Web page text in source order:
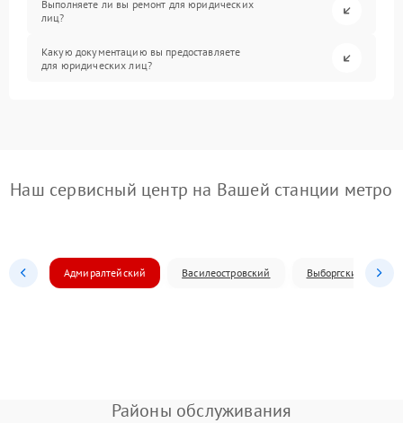
Выполняете ли вы ремонт для юридических
лиц?
Какую документацию вы предоставляете
для юридических лиц?
Наш сервисный центр на Вашей станции метро
Адмиралтейский Василеостровский Выборгский
Районы обслуживания